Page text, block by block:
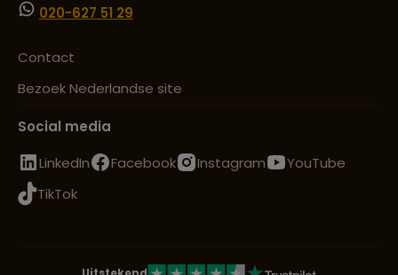
020-627 51 29
Contact
Bezoek Nederlandse site
Social media
LinkedIn
Facebook Instagram
YouTube
TikTok